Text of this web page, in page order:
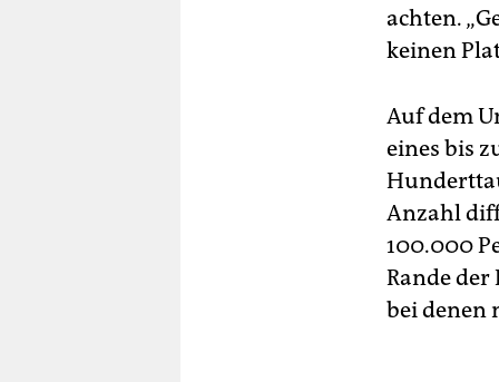
achten.
keinen
Auf dem
eines bis
Anzahl
100.000
Rande
bei denen